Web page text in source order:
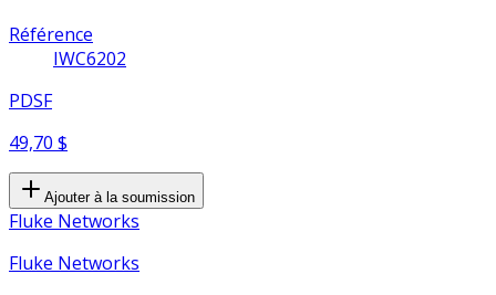
Référence
IWC6202
PDSF
49,70 $
Ajouter à la soumission
Fluke Networks
Fluke Networks